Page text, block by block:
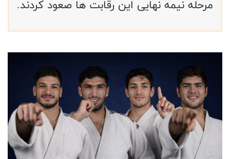
مرحله نیمه نهایی این رقابت ها صعود کردند.